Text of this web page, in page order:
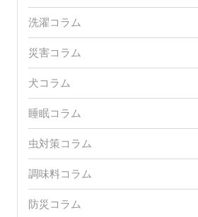
洗濯コラム
災害コラム
犬コラム
睡眠コラム
虫対策コラム
調味料コラム
防災コラム